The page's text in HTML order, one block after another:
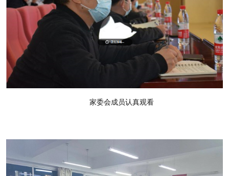
家委会成员认真观看